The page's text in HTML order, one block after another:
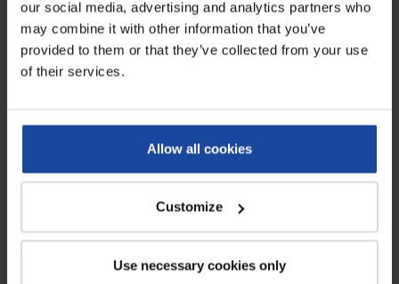
our social media, advertising and analytics partners who
may combine it with other information that you’ve
provided to them or that they’ve collected from your use
of their services.
Allow all cookies
Customize
Use necessary cookies only
Longueur 5 cm
Poids 0,005 kg
Coloris
Diamètre de la base
Avis